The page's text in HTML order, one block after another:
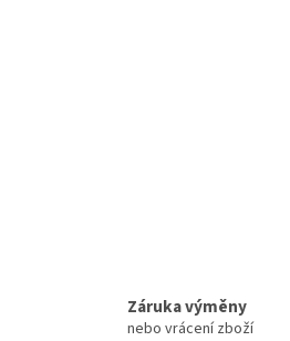
Záruka výměny
nebo vrácení zboží